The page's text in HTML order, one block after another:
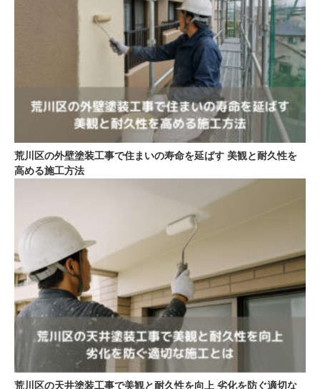
荒川区の外壁塗装工事で住まいの寿命を延ばす 美観と耐久性を
高める施工方法
荒川区の天井塗装工事で美観と耐久性を向上 劣化を防ぐ適切な